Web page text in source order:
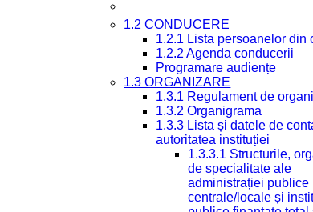
1.2 CONDUCERE
1.2.1 Lista persoanelor din
1.2.2 Agenda conducerii
Programare audiențe
1.3 ORGANIZARE
1.3.1 Regulament de
1.3.2 Organigrama
1.3.3 Lista și datele de
autoritatea instituției
1.3.3.1 Structurile,
de specialitate ale
administrației publice
centrale/locale și